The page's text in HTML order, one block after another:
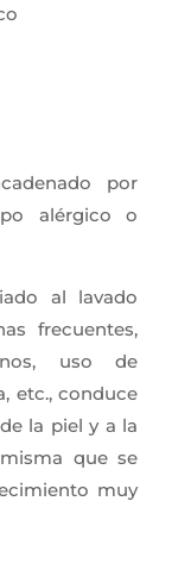
por
alérgico o
al lavado
frecuentes,
uso de
etc., conduce
la piel y a la
que se
muy